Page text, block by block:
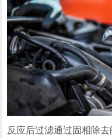
反应后过滤通过固相除